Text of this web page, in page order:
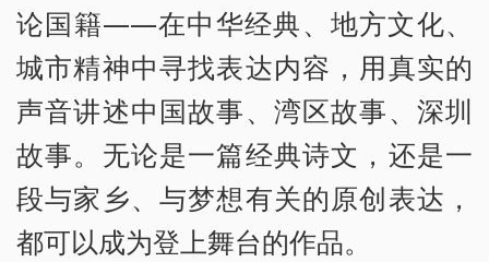
论国籍——在中华经典、地方文化、
城市精神中寻找表达内容，用真实的
声音讲述中国故事、湾区故事、深圳
故事。无论是一篇经典诗文，还是一
段与家乡、与梦想有关的原创表达，
都可以成为登上舞台的作品。